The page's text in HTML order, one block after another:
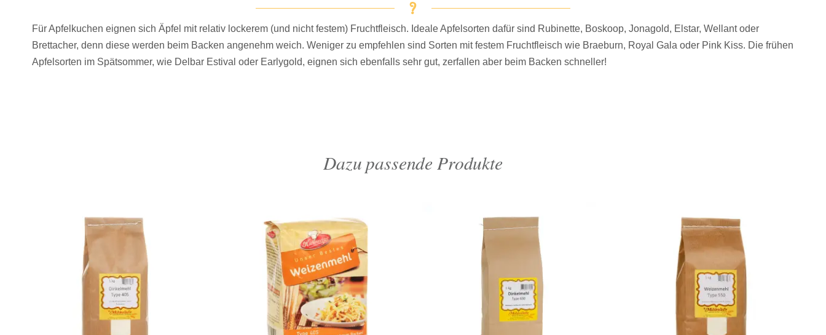
Für Apfelkuchen eignen sich Äpfel mit relativ lockerem (und nicht festem) Fruchtfleisch. Ideale Apfelsorten dafür sind Rubinette, Boskoop, Jonagold, Elstar, Wellant oder
Brettacher, denn diese werden beim Backen angenehm weich. Weniger zu empfehlen sind Sorten mit festem Fruchtfleisch wie Braeburn, Royal Gala oder Pink Kiss. Die frühen
Apfelsorten im Spätsommer, wie Delbar Estival oder Earlygold, eignen sich ebenfalls sehr gut, zerfallen aber beim Backen schneller!
Dazu passende Produkte